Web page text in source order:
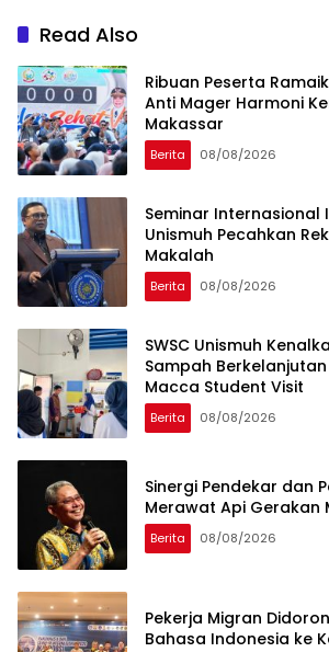
Read Also
Ribuan Peserta
Anti Mager Harmoni
Makassar
Berita 08/08/2026
Seminar Internasional
Unismuh Pecahkan
Makalah
Berita 08/08/2026
SWSC Unismuh
Sampah
Macca Student Visit
Berita 08/08/2026
Sinergi Pendekar dan
Merawat Api Gerakan
Berita 08/08/2026
Pekerja Migran
Bahasa Indonesia ke